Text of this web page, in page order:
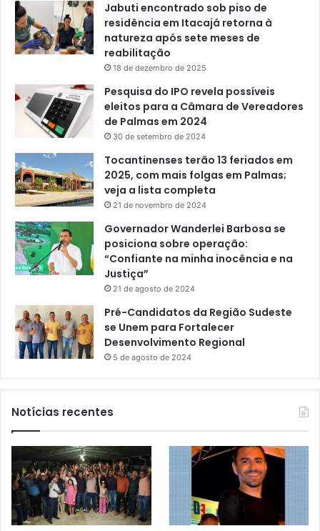
Jabuti encontrado sob piso de
residência em Itacajá retorna à
natureza após sete meses de
reabilitação
18 de dezembro de 2025
Pesquisa do IPO revela possíveis
eleitos para a Câmara de Vereadores
de Palmas em 2024
30 de setembro de 2024
Tocantinenses terão 13 feriados em
2025, com mais folgas em Palmas;
veja a lista completa
21 de novembro de 2024
Governador Wanderlei Barbosa se
posiciona sobre operação:
“Confiante na minha inocência e na
Justiça”
21 de agosto de 2024
Pré-Candidatos da Região Sudeste
se Unem para Fortalecer
Desenvolvimento Regional
5 de agosto de 2024
Notícias recentes